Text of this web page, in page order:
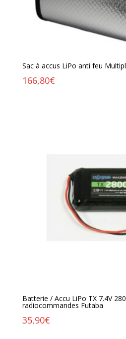
Sac à accus LiPo anti feu
166,80€
Batterie / Accu LiPo TX 7.4V
radiocommandes Futaba
35,90€